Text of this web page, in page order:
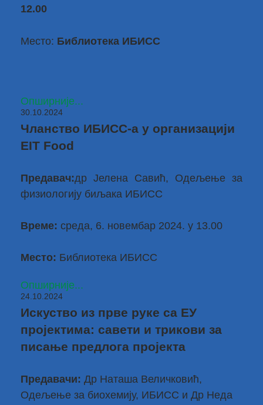
12.00
Место: Библиотека ИБИСС
Опширније...
30.10.2024
Чланство ИБИСС-а у организацији
EIT Food
Предавач:др Јелена Савић, Одељење за
физиологију биљака ИБИСС
Време: среда, 6. новембар 2024. у 13.00
Место: Библиотека ИБИСС
Опширније...
24.10.2024
Искуство из прве руке са ЕУ
пројектима: савети и трикови за
писање предлога пројекта
Предавачи: Др Наташа Величковић,
Одељење за биохемију, ИБИСС и Др Неда